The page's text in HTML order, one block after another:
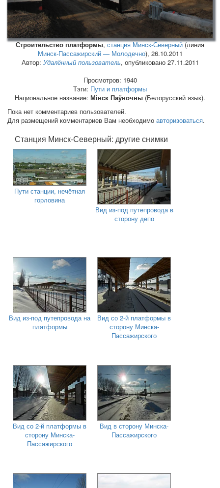
Строительство платформы,станция Минск-Северный (линия
Минск-Пассажирский — Молодечно), 26.10.2011
Автор: Удалённый пользователь, опубликовано 27.11.2011
Просмотров: 1940
Тэги: Пути и платформы
Национальное название: Мінск Паўночны (Белорусский язык).
Пока нет комментариев пользователей.
Для размещений комментариев Вам необходимо авторизоваться.
Станция Минск-Северный: другие снимки
Пути станции, нечётная
горловина
Вид из-под путепровода в
сторону депо
Вид из-под путепровода на
платформы
Вид со 2-й платформы в
сторону Минска-
Пассажирского
Вид со 2-й платформы в
сторону Минска-
Пассажирского
Вид в сторону Минска-
Пассажирского